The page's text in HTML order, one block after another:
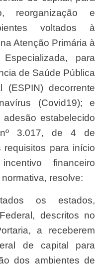
reorganização e
voltados à
Atenção Primária à
para
de Saúde Pública
(ESPIN) decorrente
(Covid19); e
estabelecido
nº 3.017, de 4 de
para início
financeiro
resolve:
descritos no
a receberem
de capital para
dos ambientes de